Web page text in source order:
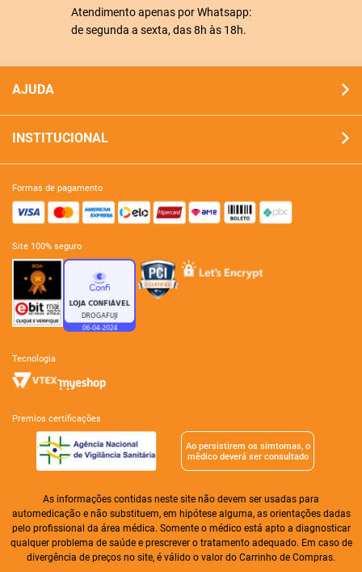
Atendimento apenas por Whatsapp:
de segunda a sexta, das 8h às 18h.
AJUDA
INSTITUCIONAL
formas de pagamento
site 100% seguro
tecnologia
premios certificações
Ao persistirem os simtomas, o
mêdico deverá ser consultado
As informações contidas neste site não devem ser usadas para
automedicação e não substituem, em hipótese alguma, as orientações dadas
pelo profissional da área médica. Somente o médico está apto a diagnosticar
qualquer problema de saúde e prescrever o tratamento adequado. Em caso de
divergência de preços no site, é válido o valor do Carrinho de Compras.